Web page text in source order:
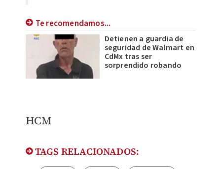
Te recomendamos...
Detienen a guardia de
seguridad de Walmart en
CdMx tras ser
sorprendido robando
HCM
TAGS RELACIONADOS: